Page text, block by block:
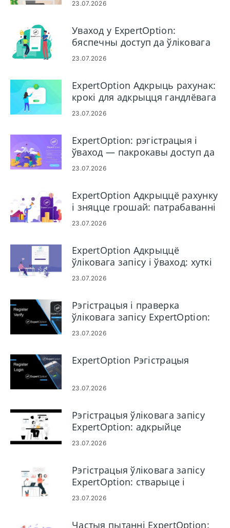
23.07.2026
Уваход у ExpertOption:
бяспечны доступ да ўліковага
запісу і ліквідацыю непаладак
23.07.2026
ExpertOption Адкрыць рахунак:
крокі для адкрыцця гандлёвага
рахунку
23.07.2026
ExpertOption: рэгістрацыя і
ўваход — пакрокавы доступ да
ўліковага запісу
23.07.2026
ExpertOption Адкрыццё рахунку
і зняцце грошай: патрабаванні
і працэс
23.07.2026
ExpertOption Адкрыццё
ўліковага запісу і ўваход: хуткі
доступ да ўліковага запісу
23.07.2026
Рэгістрацыя і праверка
ўліковага запісу ExpertOption:
крокі і патрабаванні
23.07.2026
ExpertOption Рэгістрацыя
23.07.2026
Рэгістрацыя ўліковага запісу
ExpertOption: адкрыйце
гандлёвы рахунак
23.07.2026
Рэгістрацыя ўліковага запісу
ExpertOption: стварыце і
зарэгіструйце свой уліковы
23.07.2026
Частыя пытанні ExpertOption: